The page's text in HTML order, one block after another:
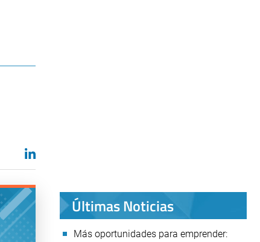
Últimas Noticias
Más oportunidades para emprender: